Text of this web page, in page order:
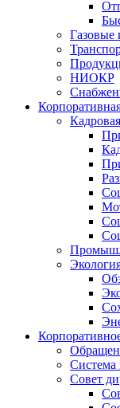
Газовые
НИОКР
Система
Совет